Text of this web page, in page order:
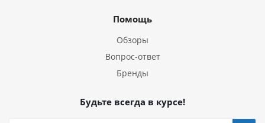
Помощь
Обзоры
Вопрос-ответ
Бренды
Будьте всегда в курсе!